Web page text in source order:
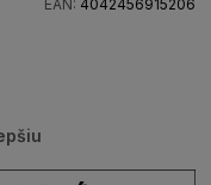
EAN: 4042456915206